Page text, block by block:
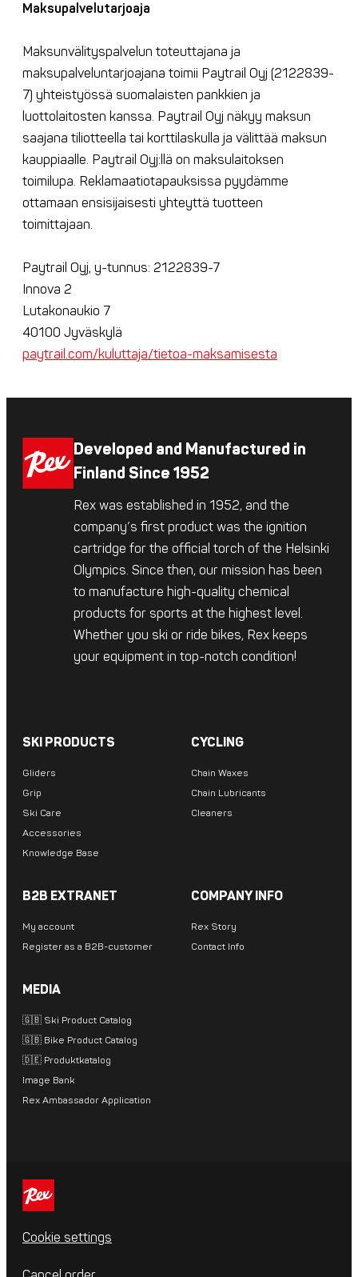
Maksupalvelutarjoaja
Maksunvälityspalvelun toteuttajana ja
maksupalveluntarjoajana toimii Paytrail Oyj (2122839-
7) yhteistyössä suomalaisten pankkien ja
luottolaitosten kanssa. Paytrail Oyj näkyy maksun
saajana tiliotteella tai korttilaskulla ja välittää maksun
kauppiaalle. Paytrail Oyj:llä on maksulaitoksen
toimilupa. Reklamaatiotapauksissa pyydämme
ottamaan ensisijaisesti yhteyttä tuotteen
toimittajaan.
Paytrail Oyj, y-tunnus: 2122839-7
Innova 2
Lutakonaukio 7
40100 Jyväskylä
paytrail.com/kuluttaja/tietoa-maksamisesta
Developed and Manufactured in
Finland Since 1952
Rex was established in 1952, and the
company’s first product was the ignition
cartridge for the official torch of the Helsinki
Olympics. Since then, our mission has been
to manufacture high-quality chemical
products for sports at the highest level.
Whether you ski or ride bikes, Rex keeps
your equipment in top-notch condition!
SKI PRODUCTS
Gliders
Grip
Ski Care
Accessories
Knowledge Base
CYCLING
Chain Waxes
Chain Lubricants
Cleaners
B2B EXTRANET
My account
Register as a B2B-customer
COMPANY INFO
Rex Story
Contact Info
MEDIA
🇬🇧 Ski Product Catalog
🇬🇧 Bike Product Catalog
🇩🇪 Produktkatalog
Image Bank
Rex Ambassador Application
Cookie settings